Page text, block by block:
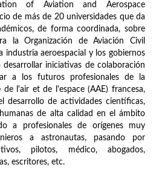
of Aviation and Aerospace
de más de 20 universidades que da
de forma coordinada, sobre
la Organización de Aviación Civil
industria aeroespacial y los gobiernos
iniciativas de colaboración
a los futuros profesionales de la
de l'air et de l'espace (AAE) francesa,
desarrollo de actividades científicas,
de alta calidad en el ámbito
a profesionales de orígenes muy
a astronautas, pasando por
pilotos, médico, abogados,
escritores, etc.